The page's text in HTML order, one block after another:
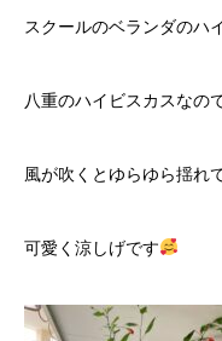
スクールのベランダのハ
八重のハイビスカスなの
風が吹くとゆらゆら揺れ
可愛く涼しげです